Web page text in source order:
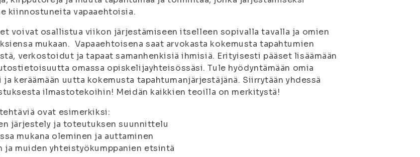
kiinnostuneita vapaaehtoisia.
voivat osallistua viikon järjestämiseen itselleen sopivalla tavalla ja omien
mukaan. Vapaaehtoisena saat arvokasta kokemusta tapahtumien
verkostoidut ja tapaat samanhenkisiä ihmisiä. Erityisesti pääset lisäämään
omassa opiskelijayhteisössäsi. Tule hyödyntämään omia
ja keräämään uutta kokemusta tapahtumanjärjestäjänä. Siirrytään yhdessä
ilmastotekoihin! Meidän kaikkien teoilla on merkitystä!
ovat esimerkiksi:
järjestely ja toteutuksen suunnittelu
mukana oleminen ja auttaminen
ja muiden yhteistyökumppanien etsintä